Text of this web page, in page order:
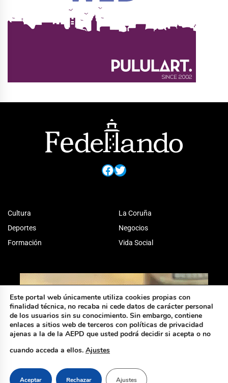
Facebook
Twitter
Cultura
Deportes
Formación
La Coruña
Negocios
Vida Social
Este portal web únicamente utiliza cookies propias con
finalidad técnica, no recaba ni cede datos de carácter personal
de los usuarios sin su conocimiento. Sin embargo, contiene
enlaces a sitios web de terceros con políticas de privacidad
ajenas a la de la AEPD que usted podrá decidir si acepta o no
cuando acceda a ellos. Ajustes
Aceptar Rechazar Ajustes